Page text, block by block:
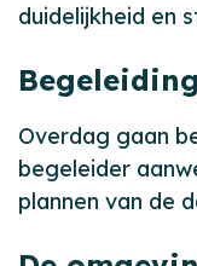
duidelijkheid en
Begeleiding
Overdag gaan
begeleider
plannen van de